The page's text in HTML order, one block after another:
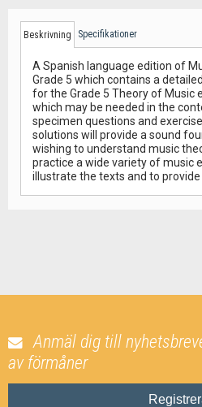
Beskrivning Specifikationer
A Spanish language edition of
Grade 5 which contains a
for the Grade 5 Theory of Music
which may be needed in the
specimen questions and
solutions will provide a sound
wishing to understand music
practice a wide variety of music
illustrate the texts and to provide
Anmäl dig till
av förmåner